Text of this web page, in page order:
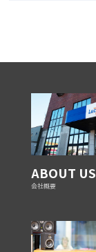
ABOUT US
会社概要